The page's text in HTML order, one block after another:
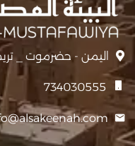
اليمن - حضرموت _
734030555